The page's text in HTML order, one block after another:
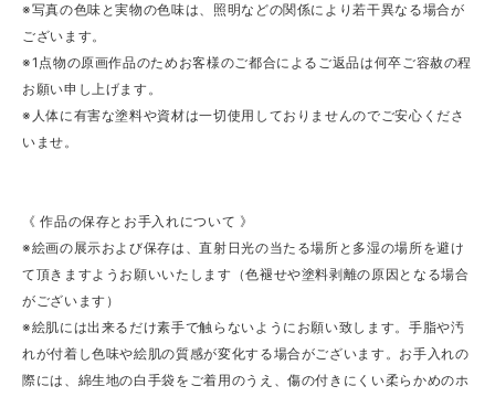
※写真の色味と実物の色味は、照明などの関係により若干異なる場合が
ございます。
※1点物の原画作品のためお客様のご都合によるご返品は何卒ご容赦の程
お願い申し上げます。
※人体に有害な塗料や資材は一切使用しておりませんのでご安心くださ
いませ。
《 作品の保存とお手入れについて 》
※絵画の展示および保存は、直射日光の当たる場所と多湿の場所を避け
て頂きますようお願いいたします（色褪せや塗料剥離の原因となる場合
がございます）
※絵肌には出来るだけ素手で触らないようにお願い致します。手脂や汚
れが付着し色味や絵肌の質感が変化する場合がございます。お手入れの
際には、綿生地の白手袋をご着用のうえ、傷の付きにくい柔らかめのホ